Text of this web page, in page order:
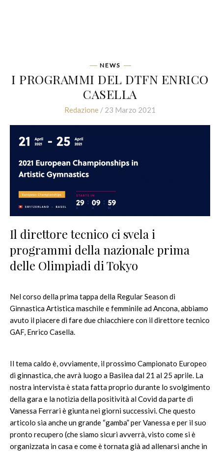
NEWS
I PROGRAMMI DEL DTFN ENRICO
CASELLA
Redazione / 23 Marzo 2021
Il direttore tecnico ci svela i
programmi della nazionale prima
delle Olimpiadi di Tokyo
Nel corso della prima tappa della Regular Season di
Ginnastica Artistica maschile e femminile ad Ancona, abbiamo
avuto il piacere di fare due chiacchiere con il direttore tecnico
GAF, Enrico Casella.
Il tema caldo è, ovviamente, il prossimo Campionato Europeo
di ginnastica, che avrà luogo a Basilea dal 21 al 25 aprile. La
nostra intervista è stata fatta proprio durante lo svolgimento
della gara e la notizia della positività al Covid da parte di
Vanessa Ferrari è giunta nei giorni successivi. Che questo
articolo sia anche un grande “gamba” per Vanessa e per il suo
pronto recupero (che siamo sicuri avverrà, visto come si è
organizzata in casa e come è tornata già ad allenarsi anche in